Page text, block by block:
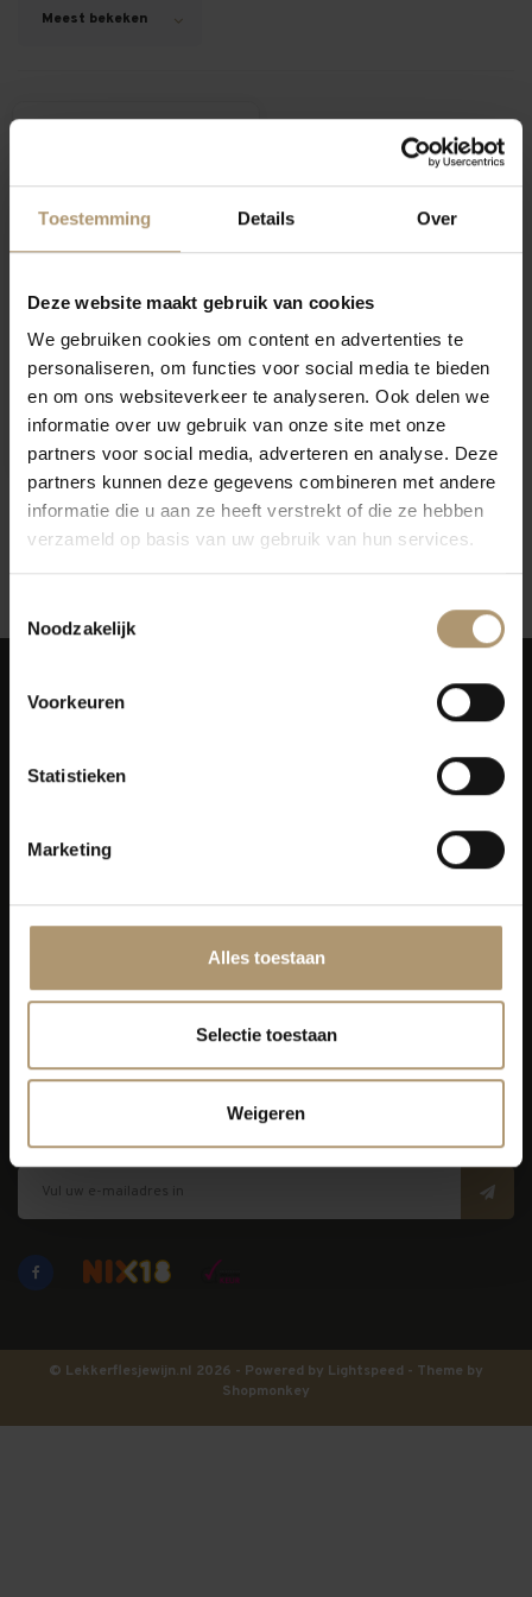
Toestemming Details Over
Deze website maakt gebruik van cookies
We gebruiken cookies om content en advertenties te
personaliseren, om functies voor social media te bieden
en om ons websiteverkeer te analyseren. Ook delen we
informatie over uw gebruik van onze site met onze
partners voor social media, adverteren en analyse. Deze
partners kunnen deze gegevens combineren met andere
informatie die u aan ze heeft verstrekt of die ze hebben
verzameld op basis van uw gebruik van hun services.
Noodzakelijk
Voorkeuren
Statistieken
Marketing
Alles toestaan
Selectie toestaan
Weigeren
Meest bekeken
Vendôme Mademoiselle
Merlot Alcoholvrij
€8,99
Per fles: €9,39
0172 - 82 00 65
Lekkerflesjewijn
© Lekkerflesjewijn.nl 2026 - Powered by Lightspeed - Theme by
Shopmonkey